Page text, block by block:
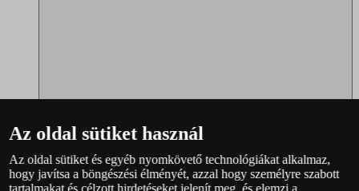
Philips Hue – teljes választék
Immax NEO - teljes választék
Az oldal sütiket használ
Az oldal sütiket és egyéb nyomkövető technológiákat alkalmaz,
hogy javítsa a böngészési élményét, azzal hogy személyre szabott
tartalmakat és célzott hirdetéseket jelenít meg, és elemzi a